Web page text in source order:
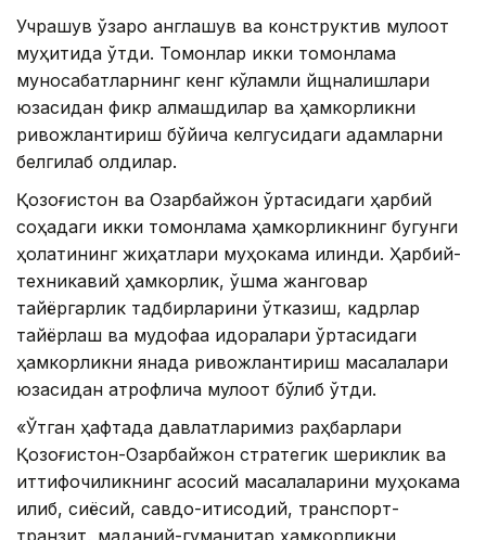
Учрашув ўзаро англашув ва конструктив мулоқот
муҳитида ўтди. Томонлар икки томонлама
муносабатларнинг кенг кўламли йщналишлари
юзасидан фикр алмашдилар ва ҳамкорликни
ривожлантириш бўйича келгусидаги қадамларни
белгилаб олдилар.
Қозоғистон ва Озарбайжон ўртасидаги ҳарбий
соҳадаги икки томонлама ҳамкорликнинг бугунги
ҳолатининг жиҳатлари муҳокама қилинди. Ҳарбий-
техникавий ҳамкорлик, қўшма жанговар
тайёргарлик тадбирларини ўтказиш, кадрлар
тайёрлаш ва мудофаа идоралари ўртасидаги
ҳамкорликни янада ривожлантириш масалалари
юзасидан атрофлича мулоқот бўлиб ўтди.
«Ўтган ҳафтада давлатларимиз раҳбарлари
Қозоғистон-Озарбайжон стратегик шериклик ва
иттифоқчиликнинг асосий масалаларини муҳокама
қилиб, сиёсий, савдо-иқтисодий, транспорт-